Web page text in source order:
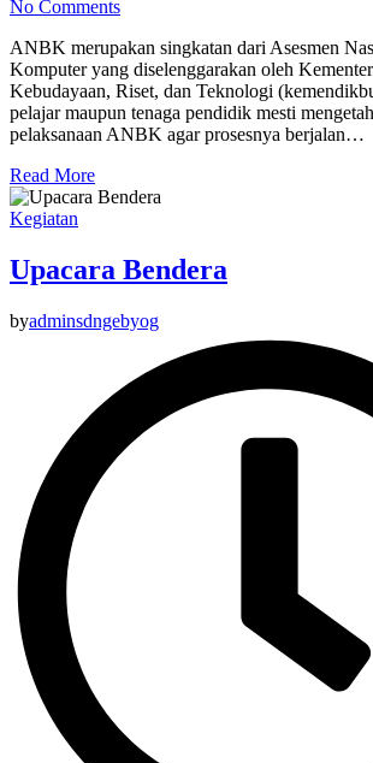
No Comments
ANBK merupakan singkatan dari Asesmen
Komputer yang diselenggarakan oleh
Kebudayaan, Riset, dan Teknologi
pelajar maupun tenaga pendidik mesti
pelaksanaan ANBK agar prosesnya berjalan…
Read More
Kegiatan
Upacara Bendera
byadminsdngebyog